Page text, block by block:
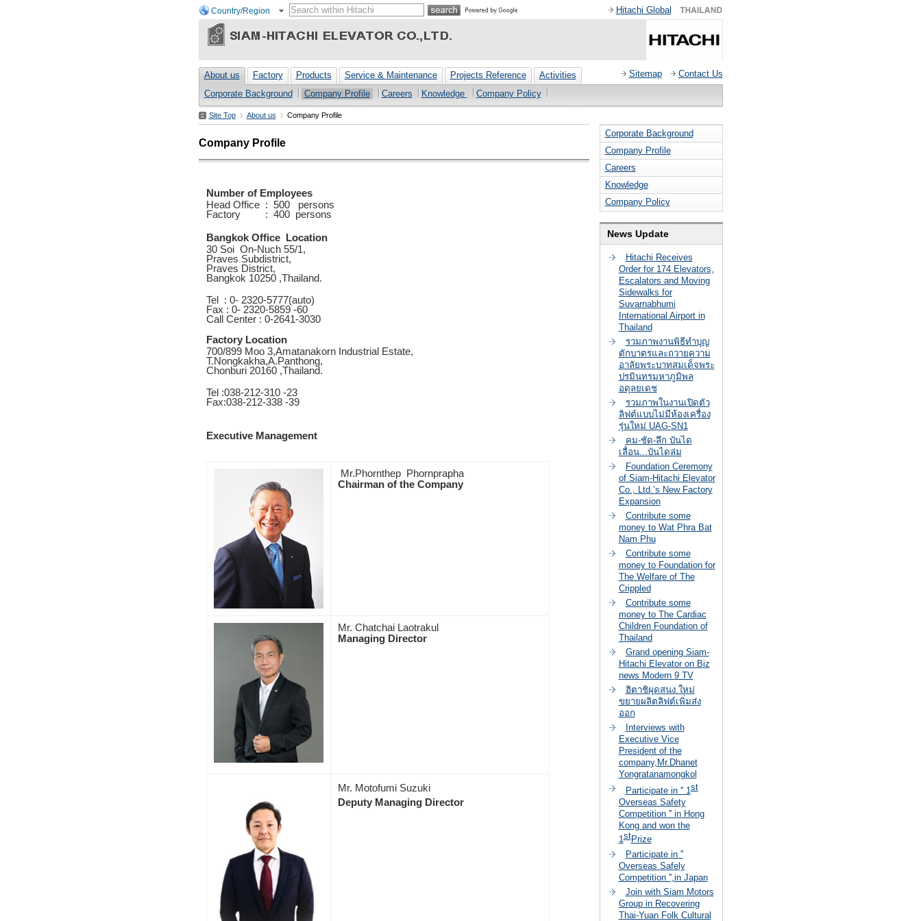
Country/Region Hitachi Global
Sitemap Contact Us
About us Factory Products Service & Maintenance Projects Reference
Activities
Corporate Background
Company Profile Careers Knowledge Company Policy
Site Top About us Company Profile
Company Profile
Number of Employees
Head Office : 500 persons
Factory : 400 persons
Bangkok Office Location
30 Soi On-Nuch 55/1,
Praves Subdistrict,
Praves District,
Bangkok 10250 ,Thailand.
Tel : 0- 2320-5777(auto)
Fax : 0- 2320-5859 -60
Call Center : 0-2641-3030
Factory Location
700/899 Moo 3,Amatanakorn Industrial Estate,
T.Nongkakha,A.Panthong,
Chonburi 20160 ,Thailand.
Tel :038-212-310 -23
Fax:038-212-338 -39
Executive Management
Mr.Phornthep Phornprapha
Chairman of the Company
Mr. Chatchai Laotrakul
Managing Director
Mr. Motofumi Suzuki
Deputy Managing Director
Corporate Background
Company Profile
Careers
Knowledge
Company Policy
News Update
Hitachi Receives
Order for 174 Elevators,
Escalators and Moving
Sidewalks for
Suvarnabhumi
International Airport in
Thailand
รวมภาพงานพิธีทำบุญ
ตักบาตรและถวายความ
อาลัยพระบาทสมเด็จพระ
ปรมินทรมหาภูมิพล
อดุลยเดช
รวมภาพในงานเปิดตัว
ลิฟต์แบบไม่มีห้องเครื่อง
รุ่นใหม่ UAG-SN1
คม-ชัด-ลึก บันได
เลื่อน...บันไดล่ม
Foundation Ceremony
of Siam-Hitachi Elevator
Co., Ltd.’s New Factory
Expansion
Contribute some
money to Wat Phra Bat
Nam Phu
Contribute some
money to Foundation for
The Welfare of The
Crippled
Contribute some
money to The Cardiac
Children Foundation of
Thailand
Grand opening Siam-
Hitachi Elevator on Biz
news Modern 9 TV
ฮิตาชิผุดสนง.ใหม่
ขยายผลิตลิฟต์เพิ่มส่ง
ออก
Interviews with
Executive Vice
President of the
company,Mr.Dhanet
Yongratanamongkol
Participate in '' 1st
Overseas Safety
Competition '' in Hong
Kong and won the
1stPrize
Participate in ''
Overseas Safely
Competition '',in Japan
Join with Siam Motors
Group in Recovering
Thai-Yuan Folk Cultural